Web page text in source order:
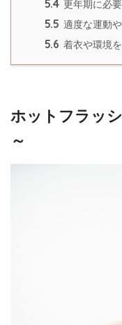
5.4 更年期に必
5.5 適度な運動
5.6 着衣や環境
ホットフラッ
～